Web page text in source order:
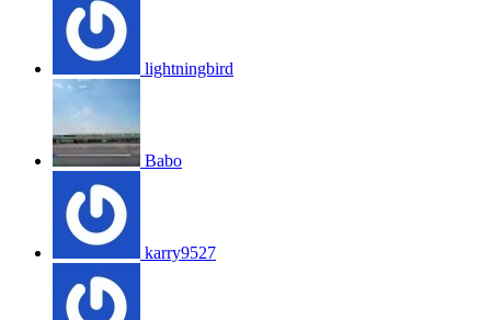
lightningbird
Babo
karry9527